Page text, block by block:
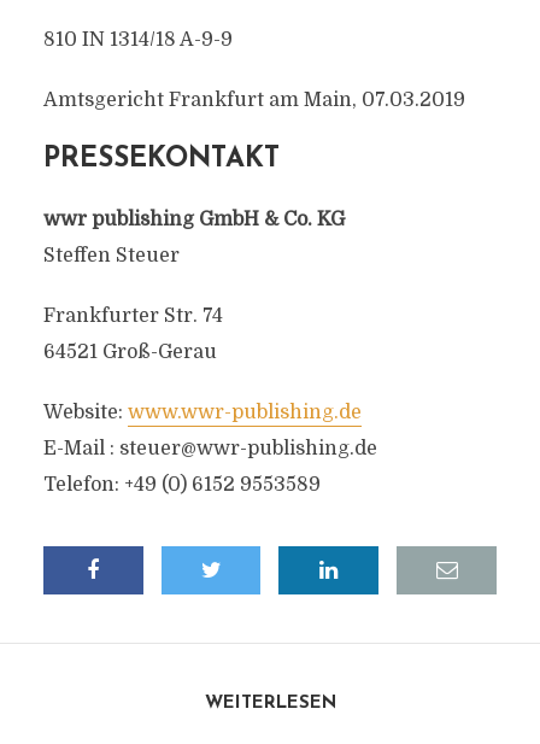
810 IN 1314/18 A-9-9
Amtsgericht Frankfurt am Main, 07.03.2019
PRESSEKONTAKT
wwr publishing GmbH & Co. KG
Steffen Steuer
Frankfurter Str. 74
64521 Groß-Gerau
Website: www.wwr-publishing.de
E-Mail : steuer@wwr-publishing.de
Telefon: +49 (0) 6152 9553589
WEITERLESEN